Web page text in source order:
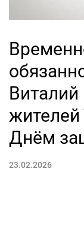
жителей
Днём
23.02.2026